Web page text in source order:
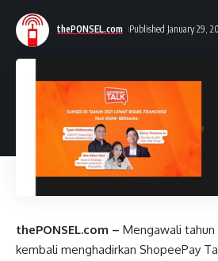
thePONSEL.com Published January 29,
thePONSEL.com – Mengawali tahun
kembali menghadirkan ShopeePay